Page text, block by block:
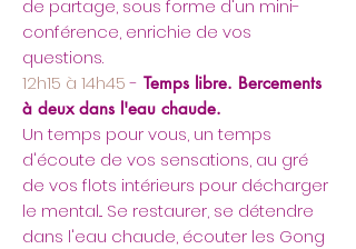
de partage, sous forme d'un mini-
conférence, enrichie de vos
questions.
12h15 à 14h45- Temps libre. Bercements
à deux dans l'eau chaude.
​Un temps pour vous, un temps
d'écoute de vos sensations, au gré
de vos flots intérieurs pour décharger
le mental... Se restaurer, se détendre
dans l'eau chaude, écouter les Gong